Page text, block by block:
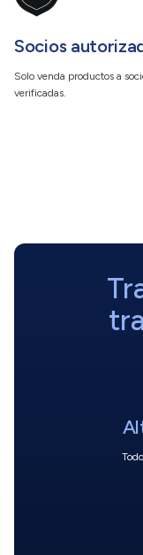
Socios
Solo venda productos a
verificadas.